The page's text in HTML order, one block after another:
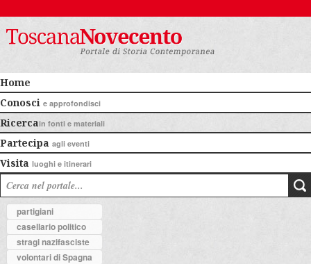
Home
Conosci e approfondisci
Ricercain fonti e materiali
Partecipa agli eventi
Visita luoghi e itinerari
partigiani
casellario politico
stragi nazifasciste
volontari di Spagna